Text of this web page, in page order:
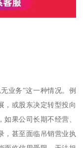
业务”这一种情况。例
，或股东决定转型投向
果公司长期不经营、
，甚至面临吊销营业执